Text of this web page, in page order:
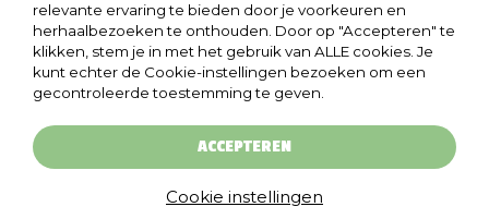
© copyright 2024 grootsingeschenken.nl
Cookies|Privacyverklaring
relevante ervaring te bieden door je voorkeuren en
herhaalbezoeken te onthouden. Door op "Accepteren" te
klikken, stem je in met het gebruik van ALLE cookies. Je
kunt echter de Cookie-instellingen bezoeken om een
gecontroleerde toestemming te geven.
Cookie instellingen
ACCEPTEREN